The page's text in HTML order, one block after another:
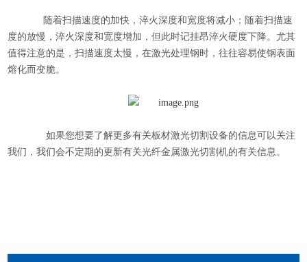
随着扫描速度的加快，淬火深度和宽度将减小；随着扫描速
度的放慢，淬火深度和宽度增加，但此时记挂昂淬火硬度下降。尤其
值得注意的是，扫描速度太慢，在激光处理钢时，往往容易使钢表面
熔化而变脆。
如果您想要了解更多有关板材激光切割设备的信息可以关注
我们，我们会不定期的更新有关光纤金属激光切割机的有关信息。